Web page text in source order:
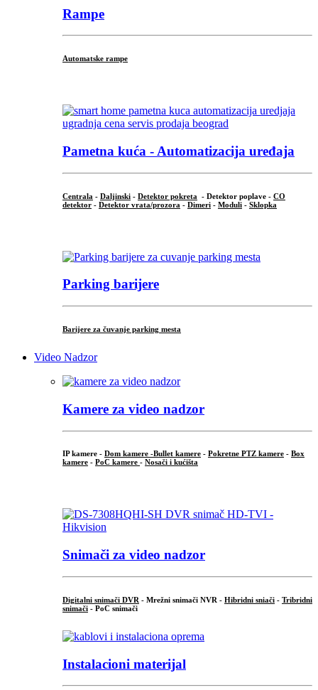
Rampe
Automatske rampe
Pametna kuća - Automatizacija uređaja
Centrala - Daljinski - Detektor pokreta - Detektor poplave - CO
detektor - Detektor vrata/prozora - Dimeri - Moduli - Sklopka
Parking barijere
Barijere za čuvanje parking mesta
Video Nadzor
Kamere za video nadzor
IP kamere - Dom kamere -Bullet kamere - Pokretne PTZ kamere - Box
kamere - PoC kamere - Nosači i kućišta
Snimači za video nadzor
Digitalni snimači DVR - Mrežni snimači NVR - Hibridni sniači - Tribridni
snimači - PoC snimači
Instalacioni materijal